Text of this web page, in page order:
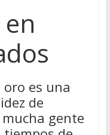
oro es una
de
gente